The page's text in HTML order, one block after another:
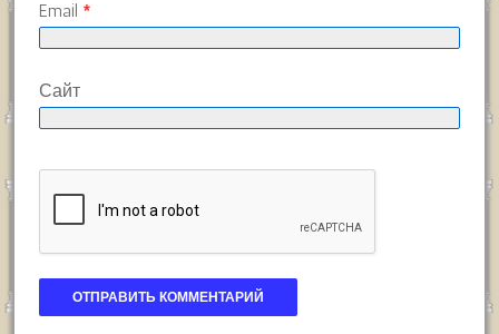
Email *
Сайт